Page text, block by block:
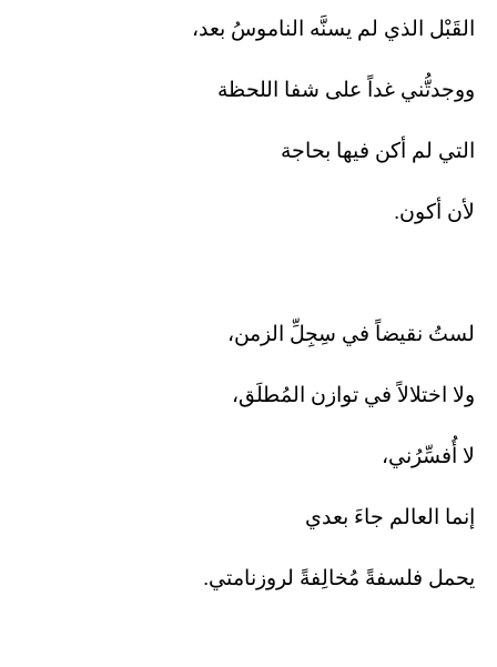
القَبْل الذي لم يسنَّه الناموسُ بعد،
ووجدتُّني غداً على شفا اللحظة
التي لم أكن فيها بحاجة
لأن أكون.
لستُ نقيضاً في سِجِلِّ الزمن،
ولا اختلالاً في توازن المُطلَق،
لا أُفسِّرُني،
إنما العالم جاءَ بعدي
يحمل فلسفةً مُخالِفةً لروزنامتي.